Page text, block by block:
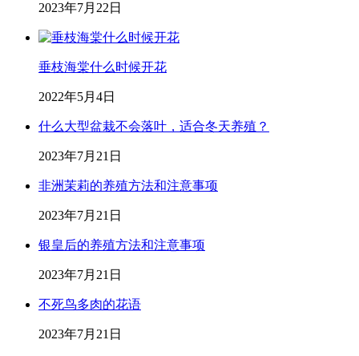
2023年7月22日
垂枝海棠什么时候开花
2022年5月4日
什么大型盆栽不会落叶，适合冬天养殖？
2023年7月21日
非洲茉莉的养殖方法和注意事项
2023年7月21日
银皇后的养殖方法和注意事项
2023年7月21日
不死鸟多肉的花语
2023年7月21日